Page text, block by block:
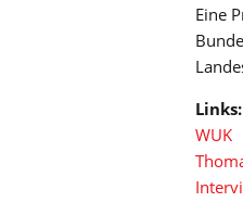
Eine
Links:
WUK